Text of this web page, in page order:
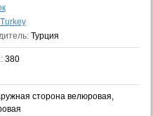
Turkey
Турция
380
сторона велюровая,